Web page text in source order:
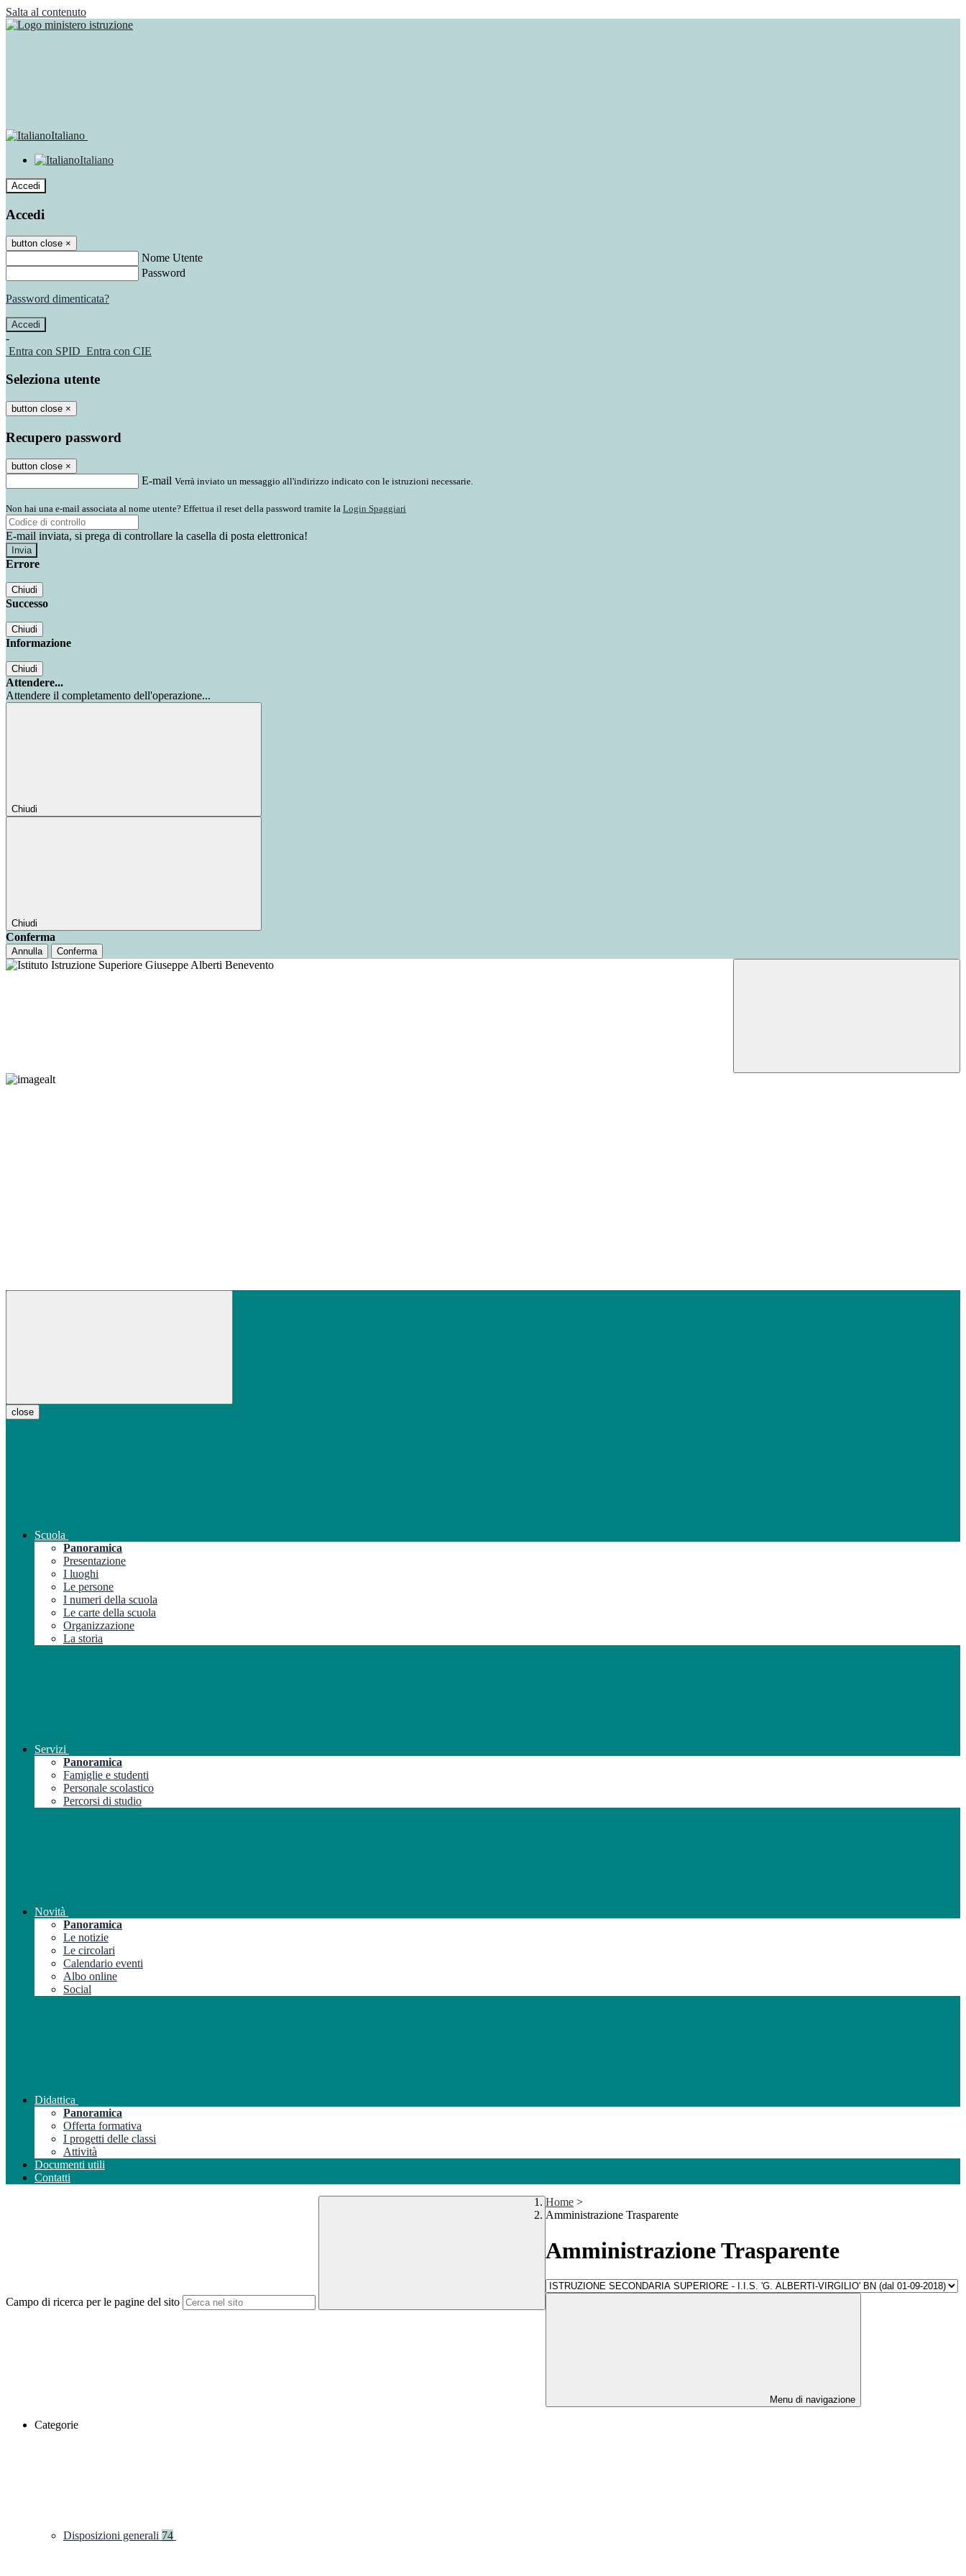
Salta al contenuto
Italiano
Italiano
Accedi
Accedi
button close ×
Nome Utente
Password
Password dimenticata?
-
Entra con SPID Entra con CIE
Seleziona utente
button close ×
Recupero password
button close ×
E-mail Verrà inviato un messaggio all'indirizzo indicato con le istruzioni necessarie.
Non hai una e-mail associata al nome utente? Effettua il reset della password tramite la Login Spaggiari
E-mail inviata, si prega di controllare la casella di posta elettronica!
Errore
Chiudi
Successo
Chiudi
Informazione
Chiudi
Attendere...
Attendere il completamento dell'operazione...
Chiudi
Chiudi
Conferma
Annulla Conferma
close
Scuola
Panoramica
Presentazione
I luoghi
Le persone
I numeri della scuola
Le carte della scuola
Organizzazione
La storia
Servizi
Panoramica
Famiglie e studenti
Personale scolastico
Percorsi di studio
Novità
Panoramica
Le notizie
Le circolari
Calendario eventi
Albo online
Social
Didattica
Panoramica
Offerta formativa
I progetti delle classi
Attività
Documenti utili
Contatti
Campo di ricerca per le pagine del sito
Home >
Amministrazione Trasparente
Amministrazione Trasparente
Menu di navigazione
Categorie
Disposizioni generali 74